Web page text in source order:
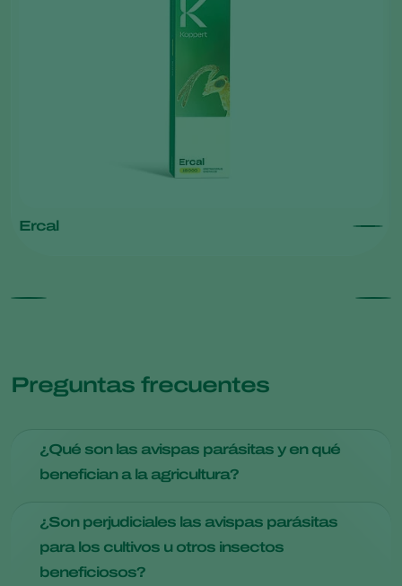
Ercal
Preguntas frecuentes
¿Qué son las avispas parásitas y en qué
benefician a la agricultura?
desempeñan un papel vital en el control natural de plagas.
Benefician a la agricultura al atacar y parasitar insectos
plaga específicos, reduciendo eficazmente las poblaciones
¿Son perjudiciales las avispas parásitas
para los cultivos u otros insectos
beneficiosos?